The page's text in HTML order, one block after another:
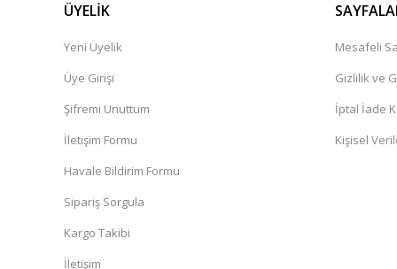
ÜYELİK
Yeni Üyelik
Üye Girişi
Şifremi Unuttum
İletişim Formu
Havale Bildirim Formu
Sipariş Sorgula
Kargo Takibi
İletişim
Mesafeli
Gizlilik ve
İptal İade
Kişisel